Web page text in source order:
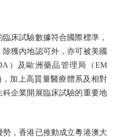
試驗數據符合國際標準，
獲內地認可外，亦可被美國
）及歐洲藥品管理局（EM
加上高質量醫療體系及相對
企業開展臨床試驗的重要地
，香港已推動成立粵港澳大